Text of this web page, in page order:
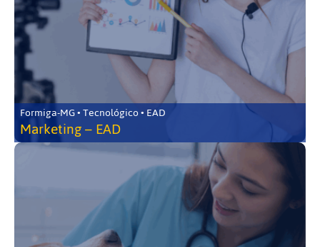
Formiga-MG • Tecnológico • EAD
Marketing – EAD